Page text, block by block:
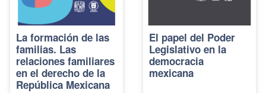
La formación de las
familias. Las
relaciones familiares
en el derecho de la
República Mexicana
El papel del Poder
Legislativo en la
democracia
mexicana